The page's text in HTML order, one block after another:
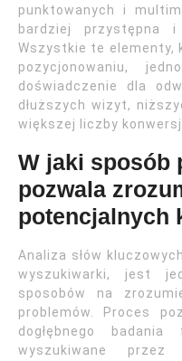
punktowanych i
bardziej przystępna i
Wszystkie te elementy,
pozycjonowaniu,
doświadczenie dla
dłuższych wizyt,
większej liczby
W jaki sposób
pozwala
potencjalnych
Analiza słów
wyszukiwarki, jest
sposobów na
problemów. Proces
dogłębnego
wyszukiwane